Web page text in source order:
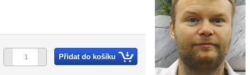
Přidat do košíku